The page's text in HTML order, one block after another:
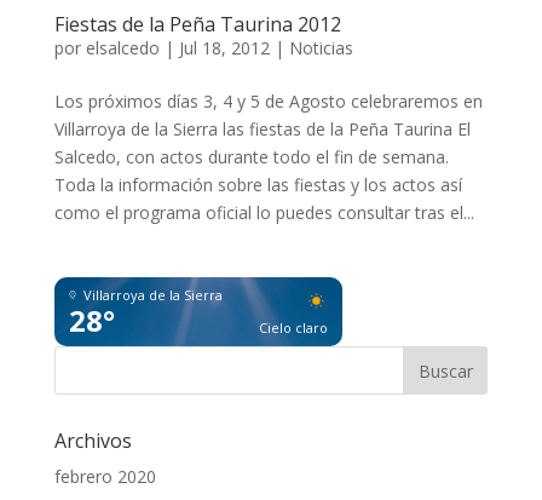
Fiestas de la Peña Taurina 2012
por elsalcedo | Jul 18, 2012| Noticias
Los próximos días 3, 4 y 5 de Agosto celebraremos en
Villarroya de la Sierra las fiestas de la Peña Taurina El
Salcedo, con actos durante todo el fin de semana.
Toda la información sobre las fiestas y los actos así
como el programa oficial lo puedes consultar tras el...
Villarroya de la Sierra
28° Cielo claro
Archivos
febrero 2020